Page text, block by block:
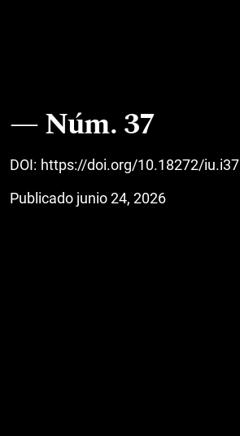
Núm. 37
DOI: https://doi.org/10.18272/iu.i37
Publicado junio 24, 2026